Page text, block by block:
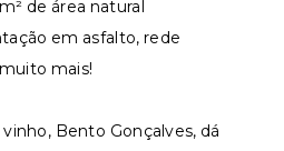
de área natural
em asfalto, rede
mais!
Bento Gonçalves, dá